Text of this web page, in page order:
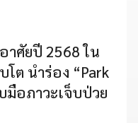
าศัยปี 2568 ใน
โต นำร่อง “Park
มือภาวะเจ็บป่วย